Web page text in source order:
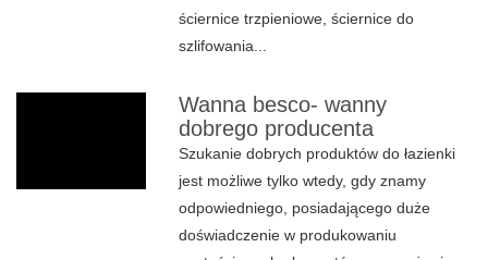
ściernice trzpieniowe, ściernice do
szlifowania...
Wanna besco- wanny
dobrego producenta
Szukanie dobrych produktów do łazienki
jest możliwe tylko wtedy, gdy znamy
odpowiedniego, posiadającego duże
doświadczenie w produkowaniu